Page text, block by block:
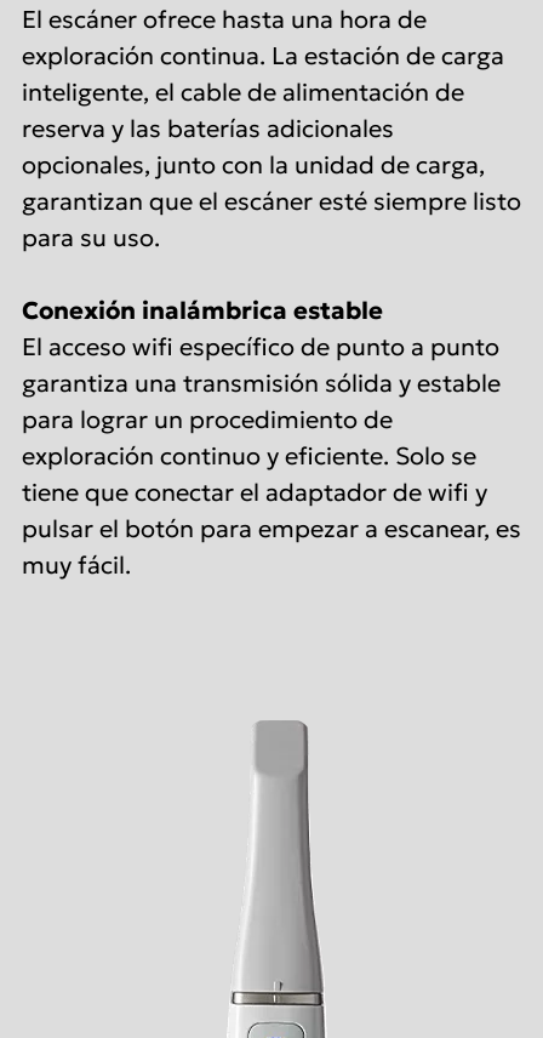
El escáner ofrece hasta una hora de
exploración continua. La estación de carga
inteligente, el cable de alimentación de
reserva y las baterías adicionales
opcionales, junto con la unidad de carga,
garantizan que el escáner esté siempre listo
para su uso.
Conexión inalámbrica estable
El acceso wifi específico de punto a punto
garantiza una transmisión sólida y estable
para lograr un procedimiento de
exploración continuo y eficiente. Solo se
tiene que conectar el adaptador de wifi y
pulsar el botón para empezar a escanear, es
muy fácil.